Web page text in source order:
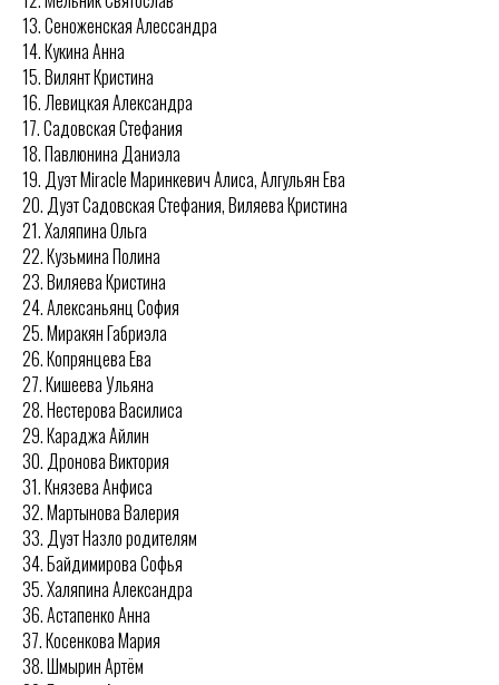
13. Сеноженская Алессандра
14. Кукина Анна
15. Вилянт Кристина
16. Левицкая Александра
17. Садовская Стефания
18. Павлюнина Даниэла
19. Дуэт Miracle Маринкевич Алиса, Алгульян Ева
20. Дуэт Садовская Стефания, Виляева Кристина
21. Халяпина Ольга
22. Кузьмина Полина
23. Виляева Кристина
24. Алексаньянц София
25. Миракян Габриэла
26. Копрянцева Ева
27. Кишеева Ульяна
28. Нестерова Василиса
29. Караджа Айлин
30. Дронова Виктория
31. Князева Анфиса
32. Мартынова Валерия
33. Дуэт Назло родителям
34. Байдимирова Софья
35. Халяпина Александра
36. Астапенко Анна
37. Косенкова Мария
38. Шмырин Артём